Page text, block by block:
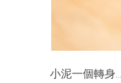
小泥一個轉身